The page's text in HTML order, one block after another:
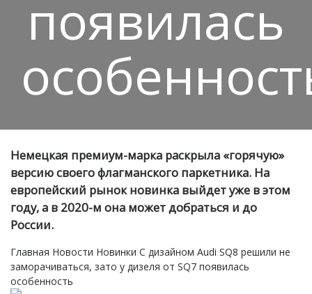
появилась
Немецкая премиум-марка раскрыла «горячую»
версию своего флагманского паркетника. На
европейский рынок новинка выйдет уже в этом
году, а в 2020-м она может добраться и до
России.
Главная Новости Новинки С дизайном Audi SQ8 решили не
заморачиваться, зато у дизеля от SQ7 появилась
особенность